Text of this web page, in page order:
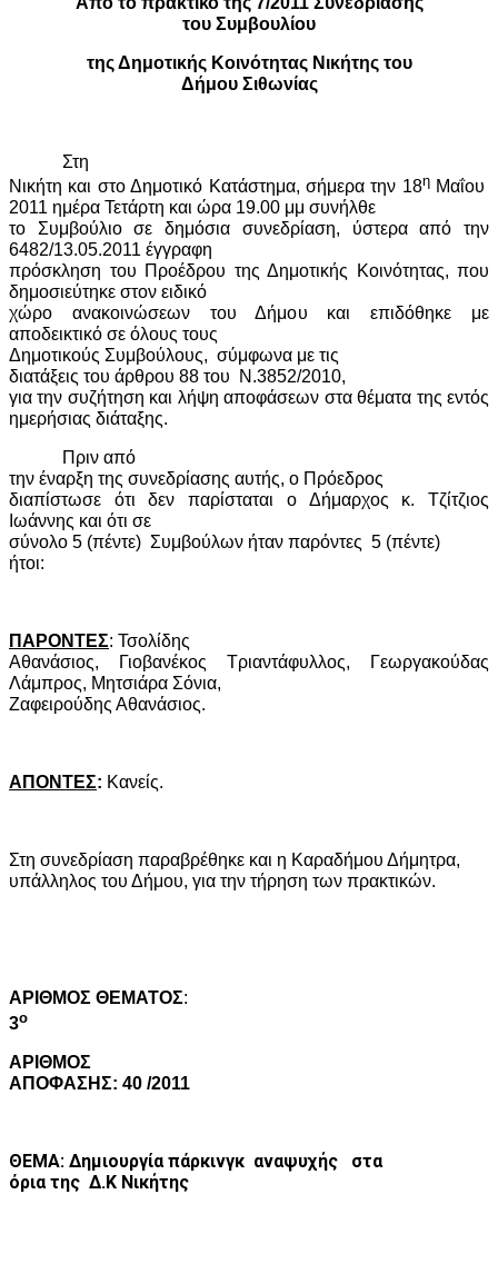
του Συμβουλίου
της Δημοτικής Κοινότητας Νικήτης του
Δήμου Σιθωνίας
Στη
Νικήτη και στο Δημοτικό Κατάστημα, σήμερα την 18ηΜαΐου
2011 ημέρα Τετάρτη και ώρα 19.00 μμ συνήλθε
το Συμβούλιο σε δημόσια συνεδρίαση, ύστερα από την
6482/13.05.2011 έγγραφη
πρόσκληση του Προέδρου της Δημοτικής Κοινότητας, που
δημοσιεύτηκε στον ειδικό
χώρο ανακοινώσεων του Δήμου και επιδόθηκε με
αποδεικτικό σε όλους τους
Δημοτικούς Συμβούλους, σύμφωνα με τις
διατάξεις του άρθρου 88 του
Ν.3852/2010,
για την συζήτηση και λήψη αποφάσεων στα θέματα της εντός
ημερήσιας διάταξης.
Πριν από
την έναρξη της συνεδρίασης αυτής, ο Πρόεδρος
διαπίστωσε ότι δεν παρίσταται ο Δήμαρχος κ. Τζίτζιος
Ιωάννης και ότι σε
σύνολο 5 (πέντε) Συμβούλων ήταν παρόντες 5 (πέντε)
ήτοι:
ΠΑΡΟΝΤΕΣ: Τσολίδης
Αθανάσιος, Γιοβανέκος Τριαντάφυλλος, Γεωργακούδας
Λάμπρος, Μητσιάρα Σόνια,
Ζαφειρούδης Αθανάσιος.
ΑΠΟΝΤΕΣ: Κανείς.
Στη συνεδρίαση παραβρέθηκε και η Καραδήμου Δήμητρα,
υπάλληλος του Δήμου, για την τήρηση των πρακτικών.
A ΡΙΘΜΟΣ ΘΕΜΑΤΟΣ:
3ο
ΑΡΙΘΜΟΣ
ΑΠΟΦΑΣΗΣ: 40 /2011
ΘΕΜΑ: Δημιουργία πάρκινγκ αναψυχής
στα
όρια της Δ.Κ Νικήτης